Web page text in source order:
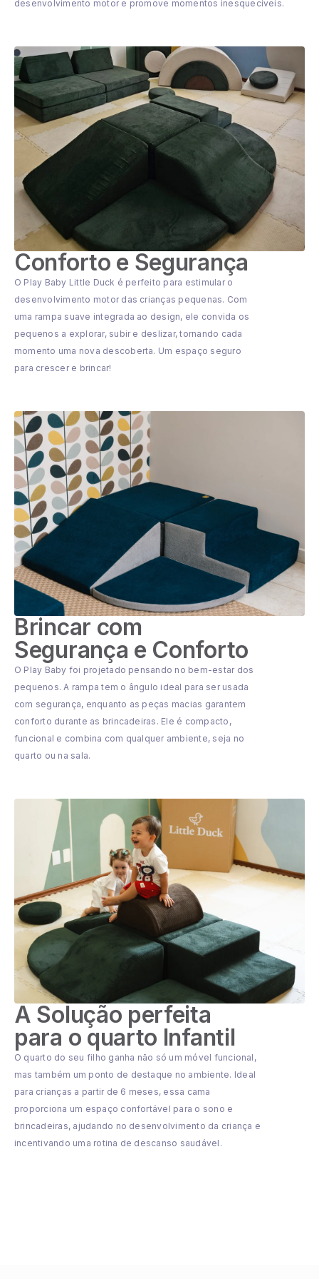
desenvolvimento motor e promove momentos inesquecíveis.
Conforto e Segurança
O Play Baby Little Duck é perfeito para estimular o
desenvolvimento motor das crianças pequenas. Com
uma rampa suave integrada ao design, ele convida os
pequenos a explorar, subir e deslizar, tornando cada
momento uma nova descoberta. Um espaço seguro
para crescer e brincar!
Brincar com
Segurança e Conforto
O Play Baby foi projetado pensando no bem-estar dos
pequenos. A rampa tem o ângulo ideal para ser usada
com segurança, enquanto as peças macias garantem
conforto durante as brincadeiras. Ele é compacto,
funcional e combina com qualquer ambiente, seja no
quarto ou na sala.
A Solução perfeita
para o quarto Infantil
O quarto do seu filho ganha não só um móvel funcional,
mas também um ponto de destaque no ambiente. Ideal
para crianças a partir de 6 meses, essa cama
proporciona um espaço confortável para o sono e
brincadeiras, ajudando no desenvolvimento da criança e
incentivando uma rotina de descanso saudável.